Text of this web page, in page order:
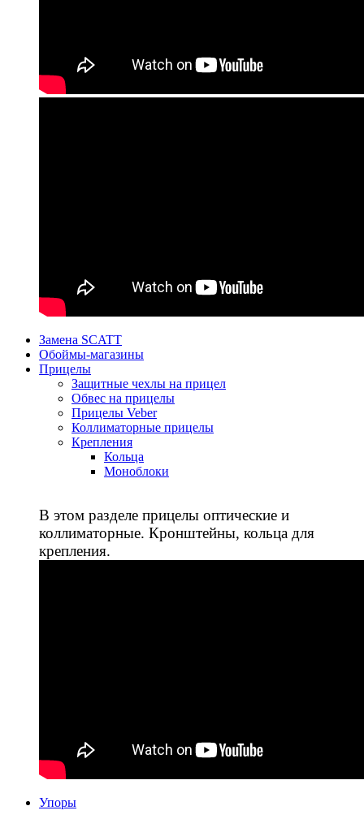
Замена SCATT
Обоймы-магазины
Прицелы
Защитные чехлы на прицел
Обвес на прицелы
Прицелы Veber
Коллиматорные прицелы
Крепления
Кольца
Моноблоки
В этом разделе прицелы оптические и
коллиматорные. Кронштейны, кольца для
крепления.
Упоры